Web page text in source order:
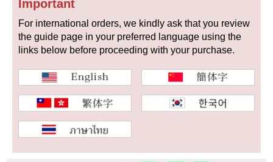
商品の状態から探す
中古品 アンティーク品
WEB限定品
Important
For international orders, we kindly ask that you review
the guide page in your preferred language using the
links below before proceeding with your purchase.